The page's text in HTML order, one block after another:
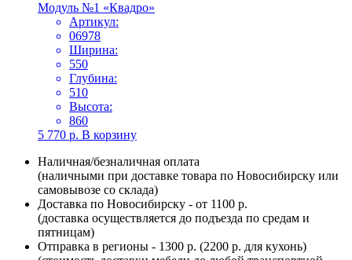
Модуль №1 «Квадро»
Артикул:
06978
Ширина:
550
Глубина:
510
Высота:
860
5 770 р. В корзину
Наличная/безналичная оплата
(наличными при доставке товара по Новосибирску или
самовывозе со склада)
Доставка по Новосибирску - от 1100 р.
(доставка осуществляется до подъезда по средам и
пятницам)
Отправка в регионы - 1300 р. (2200 р. для кухонь)